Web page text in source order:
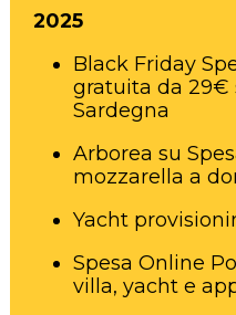
2025
Black Friday
gratuita da 29€
Sardegna
Arborea su
mozzarella a
Yacht
Spesa Online
villa, yacht e